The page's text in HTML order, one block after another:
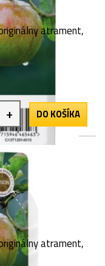
atrament,
+ DO KOŠÍKA
atrament,